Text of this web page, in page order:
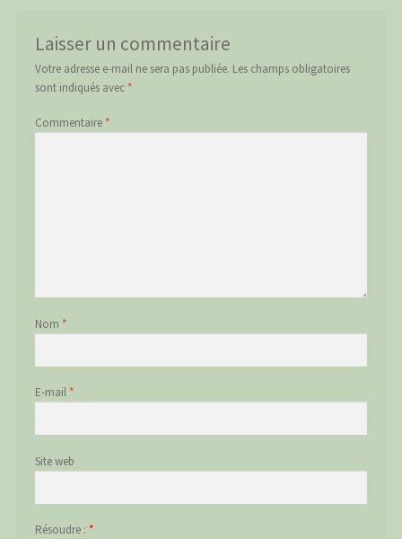
Laisser un commentaire
Votre adresse e-mail ne sera pas publiée. Les champs obligatoires
sont indiqués avec *
Commentaire *
Nom *
E-mail *
Site web
Résoudre : *